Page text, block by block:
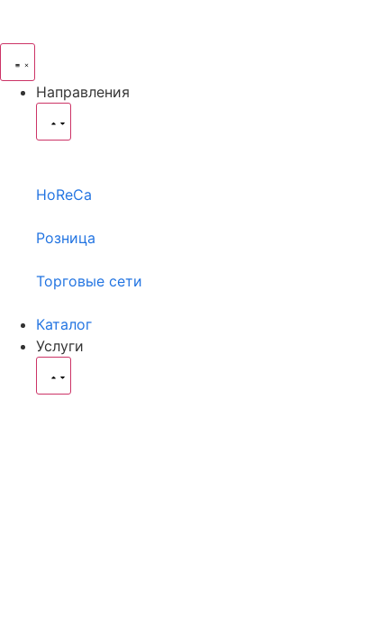
Направления
HoReCa
Розница
Торговые сети
Каталог
Услуги